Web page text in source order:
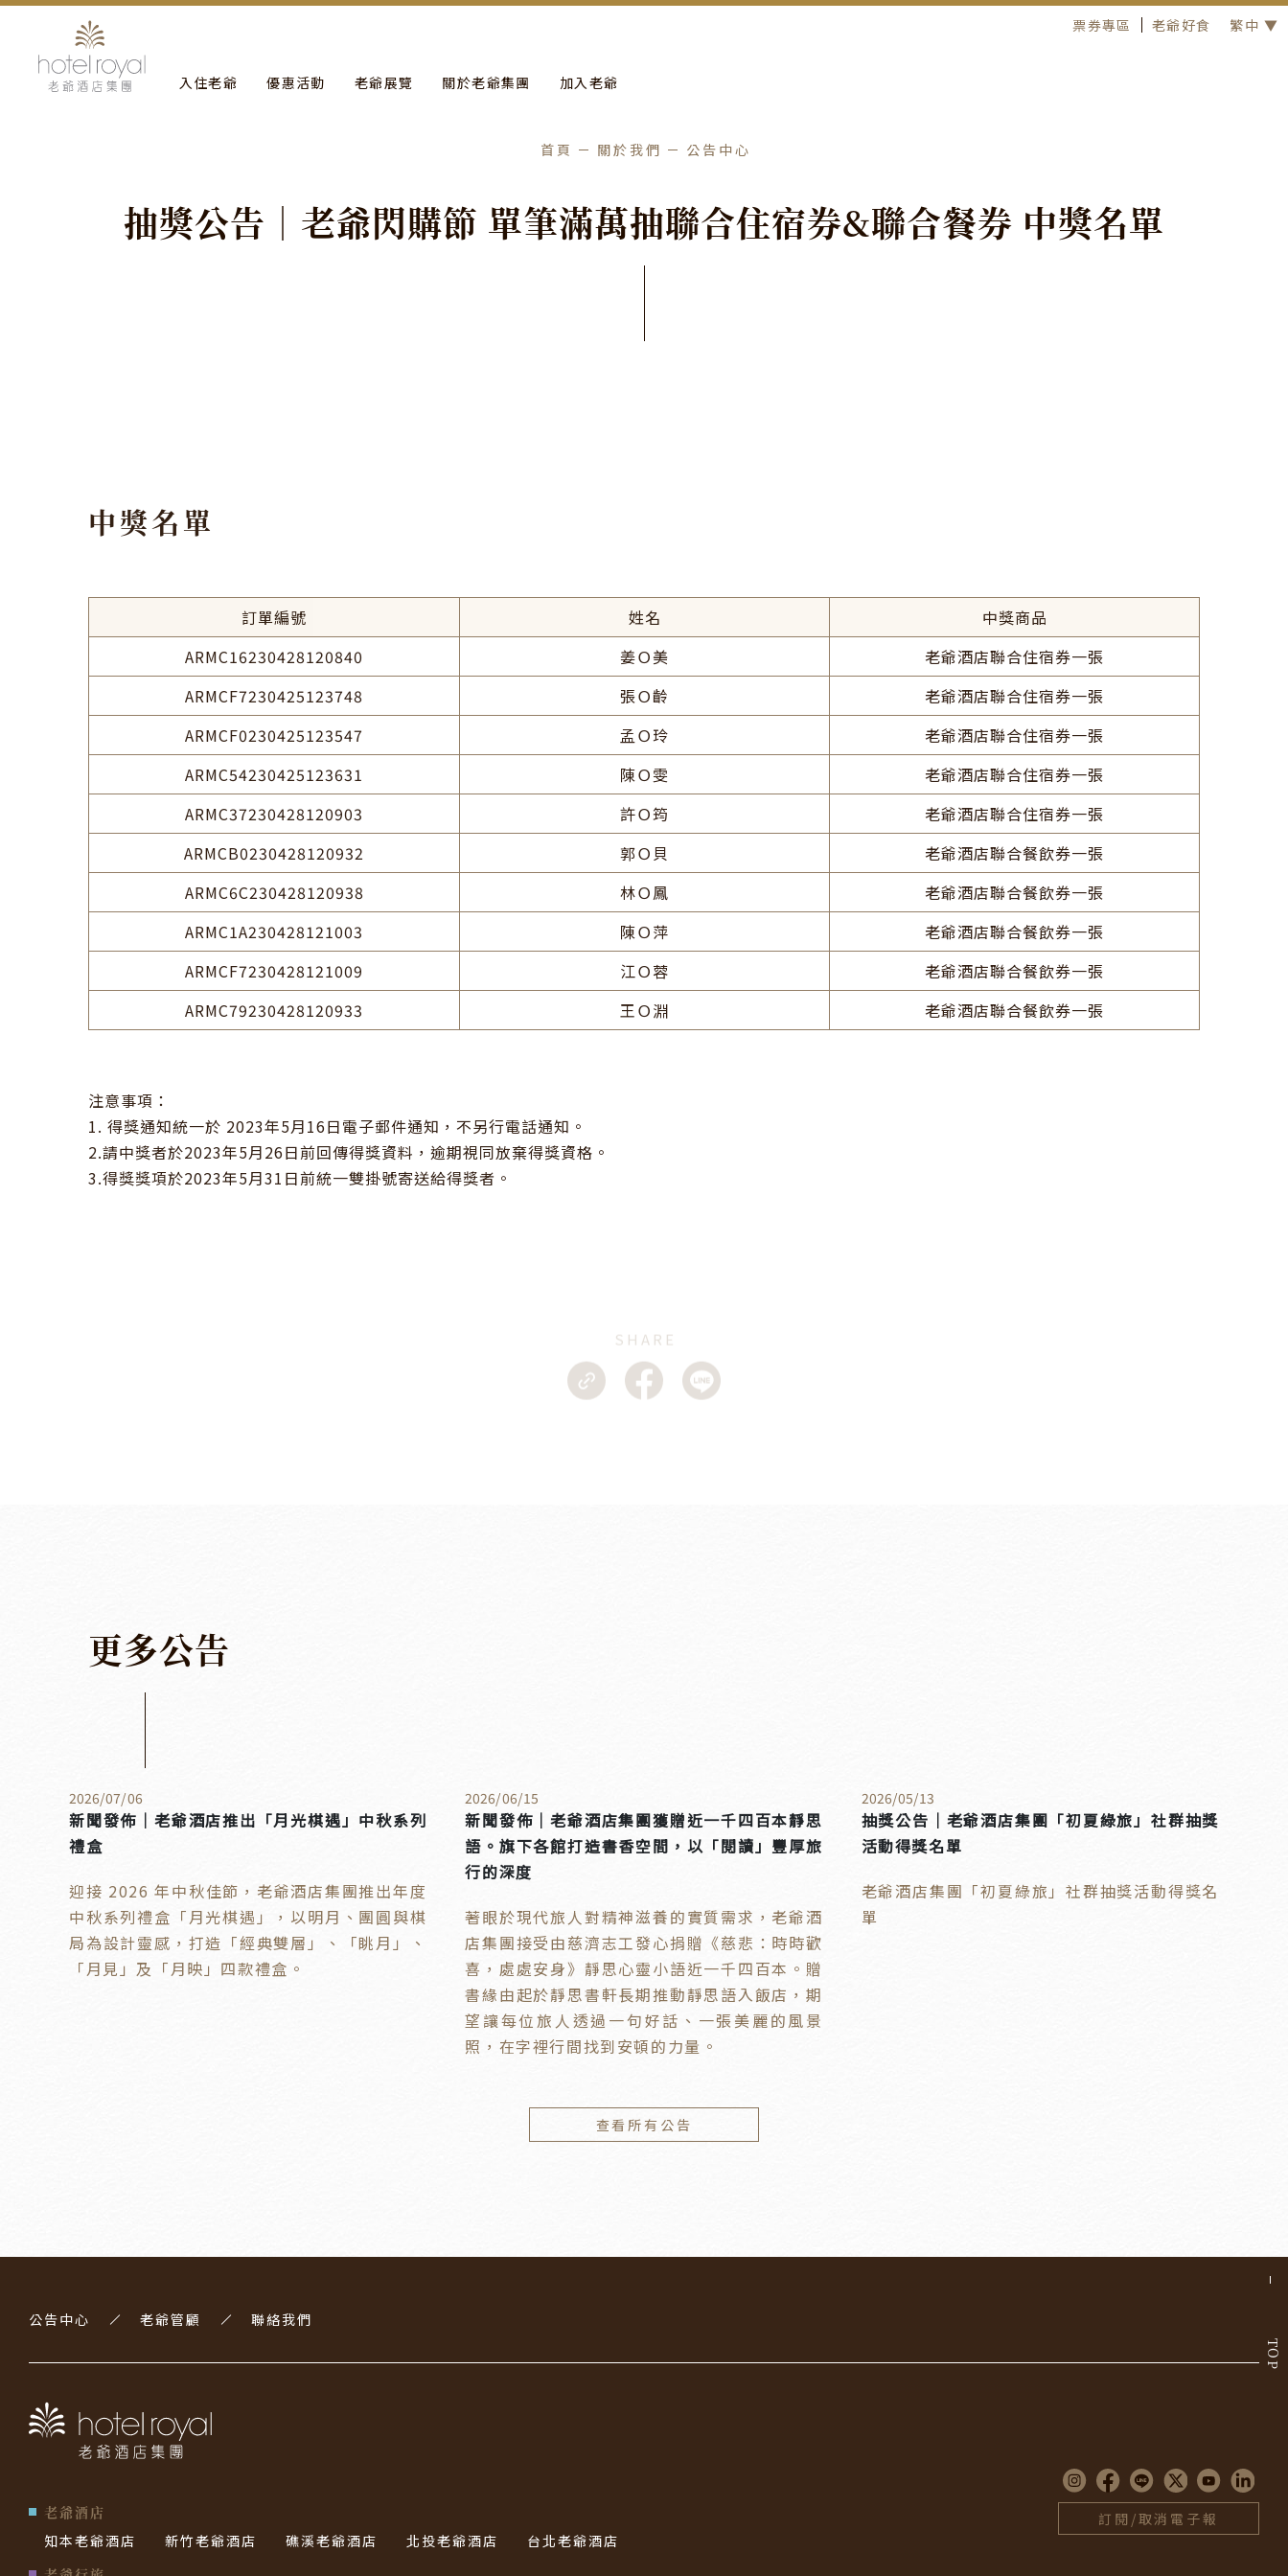
入住老爺 優惠活動 老爺展覽 關於老爺集團 加入老爺
票券專區 老爺好食 繁中 ▼
more
首頁 關於我們 公告中心
抽獎公告 ｜ 老爺閃購節 單筆滿萬抽聯合住宿券&聯合餐券 中獎名單
中獎名單
訂單編號 姓名
中獎商品
ARMC16230428120840
姜Ｏ美
老爺酒店聯合住宿券一張
ARMCF7230425123748
張Ｏ齡
老爺酒店聯合住宿券一張
ARMCF0230425123547
孟Ｏ玲
老爺酒店聯合住宿券一張
ARMC54230425123631
陳Ｏ雯
老爺酒店聯合住宿券一張
ARMC37230428120903
許Ｏ筠
老爺酒店聯合住宿券一張
ARMCB0230428120932
郭Ｏ貝
老爺酒店聯合餐飲券一張
ARMC6C230428120938
林Ｏ鳳
老爺酒店聯合餐飲券一張
ARMC1A230428121003
陳Ｏ萍
老爺酒店聯合餐飲券一張
ARMCF7230428121009
江Ｏ蓉
老爺酒店聯合餐飲券一張
ARMC79230428120933
王Ｏ淵 老爺酒店聯合餐飲券一張
注意事項：
1. 得獎通知統一於 2023年5月16日電子郵件通知，不另行電話通知。
2.請中獎者於2023年5月26日前回傳得獎資料，逾期視同放棄得獎資格。
3.得獎獎項於2023年5月31日前統一雙掛號寄送給得獎者。
更多公告
2026/07/06
新聞發佈｜老爺酒店推出「月光棋遇」中秋系列
禮盒
迎接 2026 年中秋佳節，老爺酒店集團推出年度
中秋系列禮盒「月光棋遇」，以明月、團圓與棋
局為設計靈感，打造「經典雙層」、「眺月」、
「月見」及「月映」四款禮盒。
2026/06/15
新聞發佈｜老爺酒店集團獲贈近一千四百本靜思
語。旗下各館打造書香空間，以「閱讀」豐厚旅
行的深度
著眼於現代旅人對精神滋養的實質需求，老爺酒
店集團接受由慈濟志工發心捐贈《慈悲：時時歡
喜，處處安身》靜思心靈小語近一千四百本。贈
書緣由起於靜思書軒長期推動靜思語入飯店，期
望讓每位旅人透過一句好話、一張美麗的風景
照，在字裡行間找到安頓的力量。
2026/05/13
抽獎公告｜老爺酒店集團「初夏綠旅」社群抽獎
活動得獎名單
老爺酒店集團「初夏綠旅」社群抽獎活動得獎名
單
查看所有公告
TOP
公告中心 老爺管顧 聯絡我們
老爺酒店
知本老爺酒店
新竹老爺酒店 礁溪老爺酒店 北投老爺酒店
台北老爺酒店
訂閱/取消電子報